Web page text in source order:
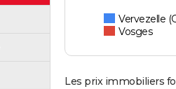
Vervezelle
Vosges
Les prix immobiliers